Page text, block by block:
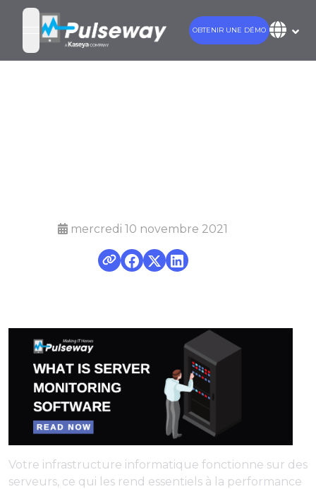
open navigation menu
OBTENIR UNE DÉMO
mercredi 10 novembre 2021
Votre infrastructure informatique fonctionne sur des
serveurs, ce qui les rend essentiels à la performance